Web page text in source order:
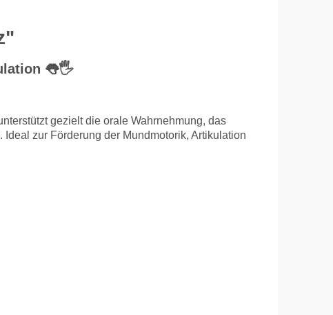
👅🖐️
gezielt die orale Wahrnehmung, das
zur Förderung der Mundmotorik, Artikulation